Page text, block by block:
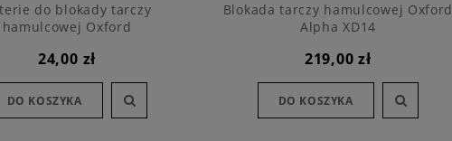
do blokady tarczy
hamulcowej Oxford
24,00 zł
DO KOSZYKA
Blokada tarczy hamulcowej Oxford
Alpha XD14
219,00 zł
DO KOSZYKA